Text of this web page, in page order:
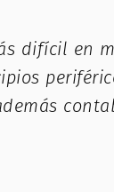
difícil en